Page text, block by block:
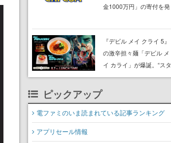
金1000万円」の寄付を発
『デビル メイ クライ 5』
の激辛担々麺「デビル メ
イ カライ」が爆誕。“スタ
イリッシュに完食しまし
ピックアップ
電ファミのいま読まれている記事ランキング
アプリセール情報